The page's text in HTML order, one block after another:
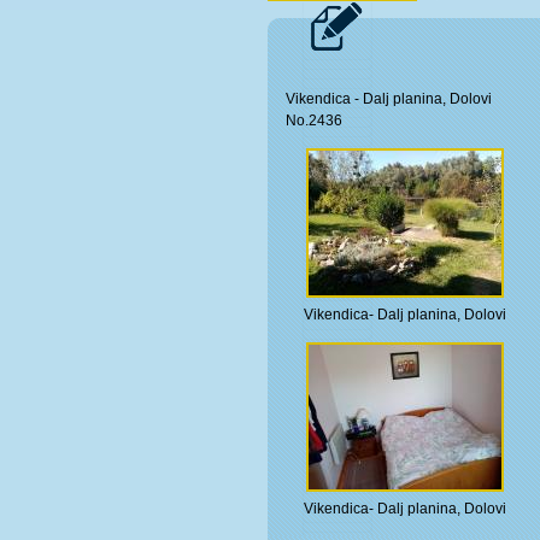
Vikendica - Dalj planina, Dolovi
No.2436
Vikendica- Dalj planina, Dolovi
Vikendica- Dalj planina, Dolovi